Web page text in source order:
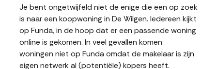
Je bent ongetwijfeld niet de enige die een op zoek
is naar een koopwoning in De Wilgen. Iedereen kijkt
op Funda, in de hoop dat er een passende woning
online is gekomen. In veel gevallen komen
woningen niet op Funda omdat de makelaar is zijn
eigen netwerk al (potentiële) kopers heeft.